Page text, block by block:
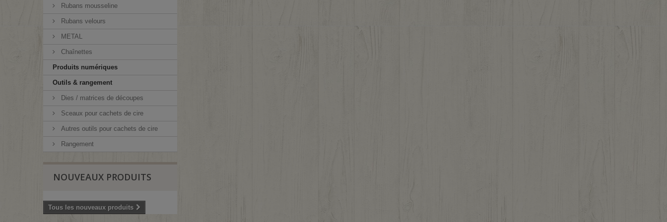
Rubans mousseline
Rubans velours
METAL
Chaînettes
Produits numériques
Outils & rangement
Dies / matrices de découpes
Sceaux pour cachets de cire
Autres outils pour cachets de cire
Rangement
NOUVEAUX PRODUITS
Tous les nouveaux produits